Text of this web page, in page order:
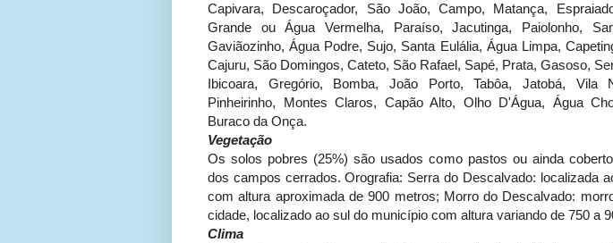
Capivara, Descaroçador, São João, Campo, Matança,
Grande ou Água Vermelha, Paraíso, Jacutinga, Paiolonho,
Gaviãozinho, Água Podre, Sujo, Santa Eulália, Água Limpa,
Cajuru, São Domingos, Cateto, São Rafael, Sapé, Prata, Gasoso,
Ibicoara, Gregório, Bomba, João Porto, Tabôa, Jatobá, Vila
Pinheirinho, Montes Claros, Capão Alto, Olho D'Água, Água
Buraco da Onça.
Vegetação
Os solos pobres (25%) são usados como pastos ou ainda
dos campos cerrados. Orografia: Serra do Descalvado: localizada
com altura aproximada de 900 metros; Morro do Descalvado:
cidade, localizado ao sul do município com altura variando de 750 a
Clima